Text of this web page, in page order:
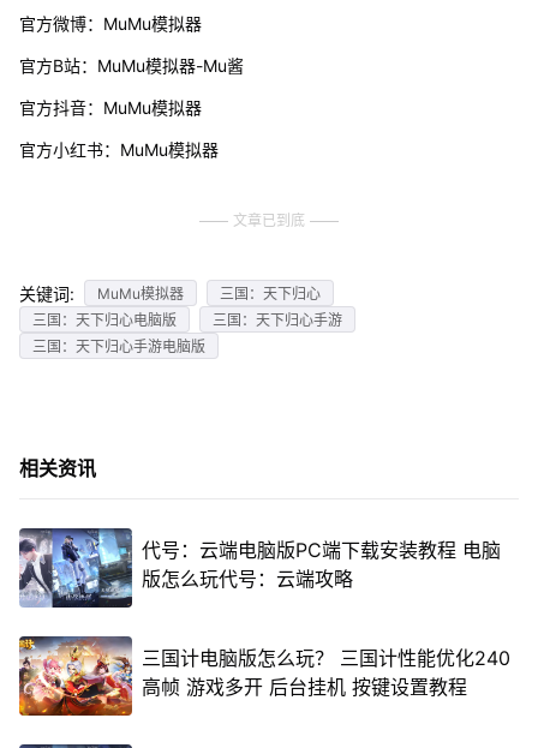
官方微博：MuMu模拟器
官方B站：MuMu模拟器-Mu酱
官方抖音：MuMu模拟器
官方小红书：MuMu模拟器
文章已到底
关键词: MuMu模拟器
三国：天下归心
三国：天下归心电脑版
三国：天下归心手游
三国：天下归心手游电脑版
相关资讯
代号：云端电脑版PC端下载安装教程 电脑
版怎么玩代号：云端攻略
三国计电脑版怎么玩？ 三国计性能优化240
高帧 游戏多开 后台挂机 按键设置教程